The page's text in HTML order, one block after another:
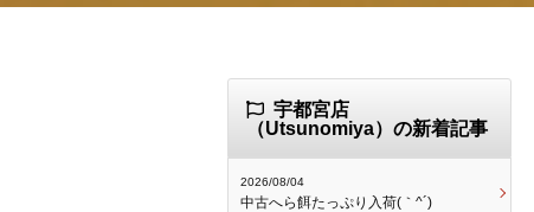
宇都宮店
（Utsunomiya）の新着記事
2026/08/04
中古へら餌たっぷり入荷(｀^´)